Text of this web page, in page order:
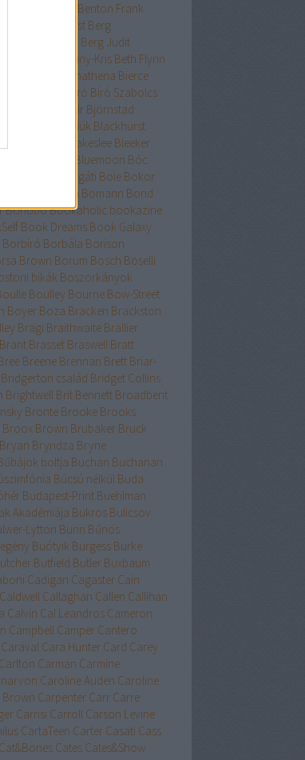
Benton Frank
Berest Berg
Berg Judit
Bethany-Kris Beth Flynn
Bhathena Bierce
Bíró Bíró Szabolcs
Björnsdóttir Björnstad
Blackhawk fiúk Blackhurst
Blakeslee Bleeker
Bluemoon Bóc
Bogáti Boie Bokor
Bolton Bomann Bond
BonobóBookaholic bookazine
Book Dreams Book Galaxy
Borbíró Borbála Borison
Brown Borum Bosch Boselli
bikák Boszorkányok
Boulley Bourne Bow-Street
Boyer Boza Bracken Brackston
Bragi Braithwaite Brallier
Brant Brasset Braswell Bratt
Breene Brennan Brett Briar-
Bridgerton család Bridget Collins
Brightwell Brit Bennett Broadbent
Bronte Brooke Brooks
Broox Brown Brubaker Bruck
Bryan Bryndza Bryne
boltja Buchan Buchanan
Búcsú nélkül Buda
Budapest-Print Buehlman
Akadémiája Bukros Bulicsov
Lytton Bunn Bűnös
Buótyik Burgess Burke
Butfield Butler Buxbaum
Cadigan Cagaster Cain
Caldwell Callaghan Callen Callihan
Calvin Cal Leandros Cameron
Campbell Camper Cantero
Caraval Cara Hunter Card Carey
Carlton Carman Carmine
Caroline Auden Caroline
Carpenter Carr Carre
Carrisi Carroll Carson Levine
CartaTeen Carter Casati Cass
Cat&Bones Cates Cates&Show